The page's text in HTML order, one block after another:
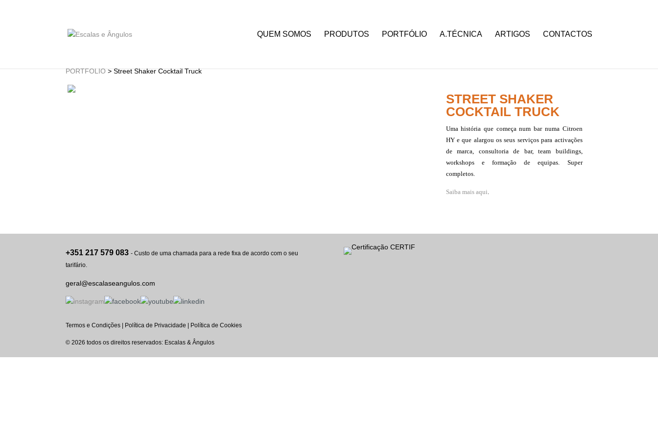
QUEM SOMOS PRODUTOS PORTFÓLIO A.TÉCNICA ARTIGOS CONTACTOS
PORTFÓLIO> Street Shaker Cocktail Truck
STREET SHAKER
COCKTAIL TRUCK
Uma história que começa num bar numa Citroen
HY e que alargou os seus serviços para activações
de marca, consultoria de bar, team buildings,
workshops e formação de equipas. Super
completos.
Saiba mais aqui
+351 217 579 083 - Custo de uma chamada para a rede fixa de acordo com o seu
tarifário.
geral@escalaseangulos.com
Termos e Condições | Política de Privacidade | Política de Cookies
© 2026 todos os direitos reservados: Escalas & Ângulos